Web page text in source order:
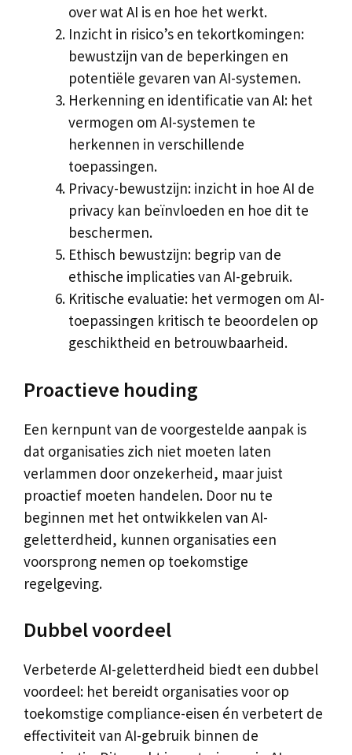
over wat AI is en hoe het werkt.
Inzicht in risico’s en tekortkomingen:
bewustzijn van de beperkingen en
potentiële gevaren van AI-systemen.
Herkenning en identificatie van AI: het
vermogen om AI-systemen te
herkennen in verschillende
toepassingen.
Privacy-bewustzijn: inzicht in hoe AI de
privacy kan beïnvloeden en hoe dit te
beschermen.
Ethisch bewustzijn: begrip van de
ethische implicaties van AI-gebruik.
Kritische evaluatie: het vermogen om AI-
toepassingen kritisch te beoordelen op
geschiktheid en betrouwbaarheid.
Proactieve houding
Een kernpunt van de voorgestelde aanpak is
dat organisaties zich niet moeten laten
verlammen door onzekerheid, maar juist
proactief moeten handelen. Door nu te
beginnen met het ontwikkelen van AI-
geletterdheid, kunnen organisaties een
voorsprong nemen op toekomstige
regelgeving.
Dubbel voordeel
Verbeterde AI-geletterdheid biedt een dubbel
voordeel: het bereidt organisaties voor op
toekomstige compliance-eisen én verbetert de
effectiviteit van AI-gebruik binnen de